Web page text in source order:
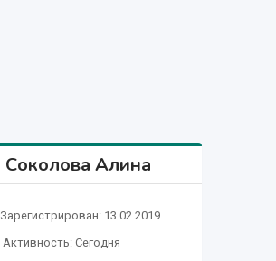
Соколова Алина
Зарегистрирован: 13.02.2019
Активность: Сегодня